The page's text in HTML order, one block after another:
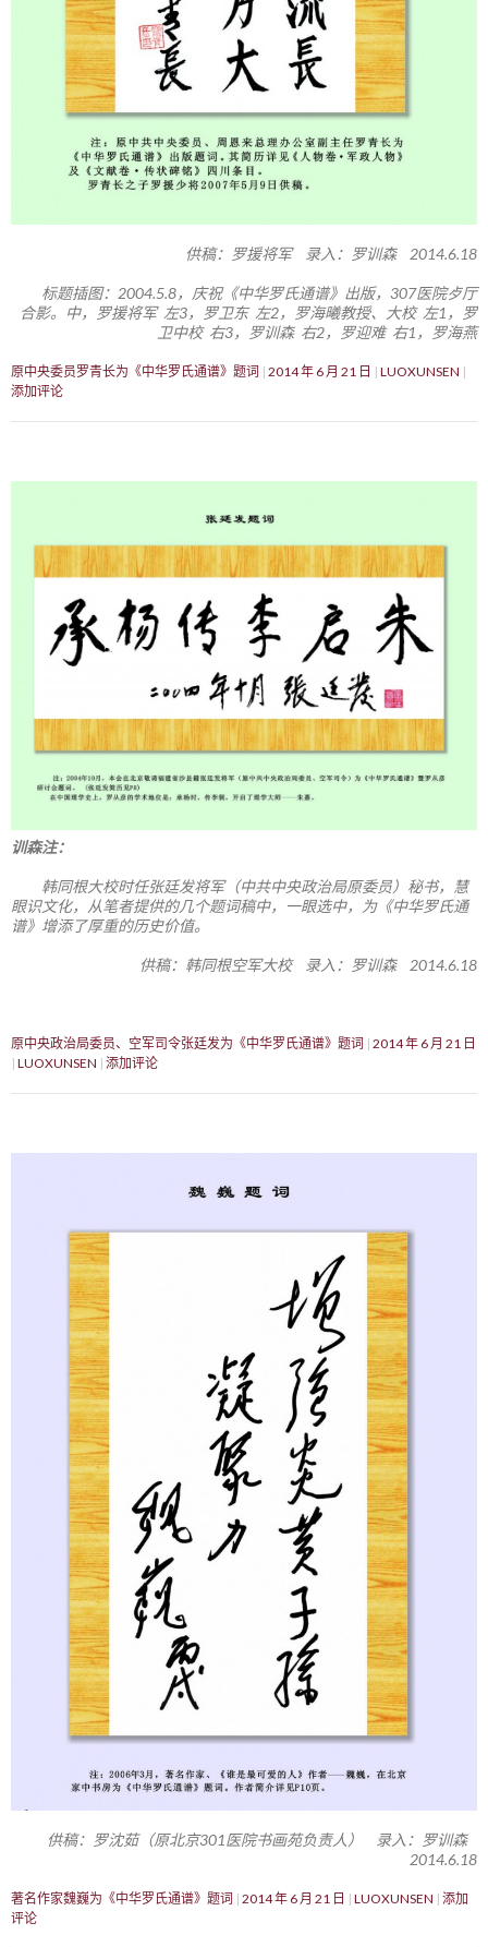
供稿：罗援将军 录入：罗训森 2014.6.18
标题插图：2004.5.8，庆祝《中华罗氏通谱》出版，307医院歺厅
合影。中，罗援将军 左3，罗卫东 左2，罗海曦教授、大校 左1，罗
卫中校 右3，罗训森 右2，罗迎难 右1，罗海燕
原中央委员罗青长为《中华罗氏通谱》题词 2014 年 6 月 21 日
LUOXUNSEN
添加评论
训森注：
韩同根大校时任张廷发将军（中共中央政治局原委员）秘书，慧
眼识文化，从笔者提供的几个题词稿中，一眼选中，为《中华罗氏通
谱》增添了厚重的历史价值。
供稿：韩同根空军大校 录入：罗训森 2014.6.18
原中央政治局委员、空军司令张廷发为《中华罗氏通谱》题词 2014 年 6 月 21 日
LUOXUNSEN 添加评论
供稿：罗沈茹（原北京301医院书画苑负责人） 录入：罗训森
2014.6.18
著名作家魏巍为《中华罗氏通谱》题词 2014 年 6 月 21 日 LUOXUNSEN 添加
评论